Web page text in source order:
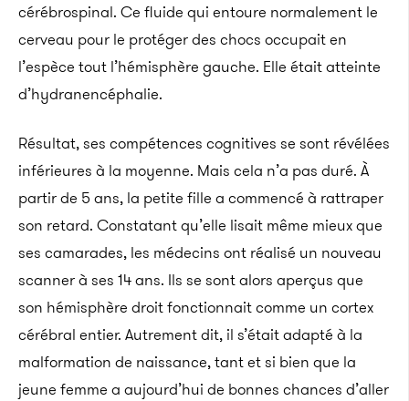
cérébrospinal. Ce fluide qui entoure normalement le
cerveau pour le protéger des chocs occupait en
l’espèce tout l’hémisphère gauche. Elle était atteinte
d’hydranencéphalie.
Résultat, ses compétences cognitives se sont révélées
inférieures à la moyenne. Mais cela n’a pas duré. À
partir de 5 ans, la petite fille a commencé à rattraper
son retard. Constatant qu’elle lisait même mieux que
ses camarades, les médecins ont réalisé un nouveau
scanner à ses 14 ans. Ils se sont alors aperçus que
son hémisphère droit fonctionnait comme un cortex
cérébral entier. Autrement dit, il s’était adapté à la
malformation de naissance, tant et si bien que la
jeune femme a aujourd’hui de bonnes chances d’aller